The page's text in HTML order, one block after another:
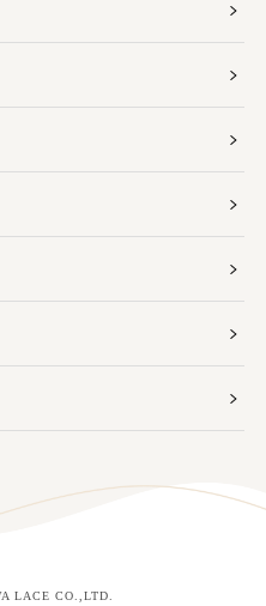
LACE CO.,LTD.